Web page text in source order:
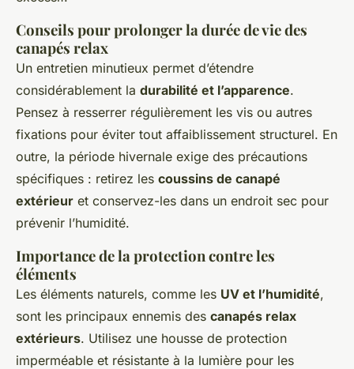
Conseils pour prolonger la durée de vie des
canapés relax
Un entretien minutieux permet d’étendre
considérablement la durabilité et l’apparence.
Pensez à resserrer régulièrement les vis ou autres
fixations pour éviter tout affaiblissement structurel. En
outre, la période hivernale exige des précautions
spécifiques : retirez les coussins de canapé
extérieur et conservez-les dans un endroit sec pour
prévenir l’humidité.
Importance de la protection contre les
éléments
Les éléments naturels, comme les UV et l’humidité,
sont les principaux ennemis des canapés relax
extérieurs. Utilisez une housse de protection
imperméable et résistante à la lumière pour les